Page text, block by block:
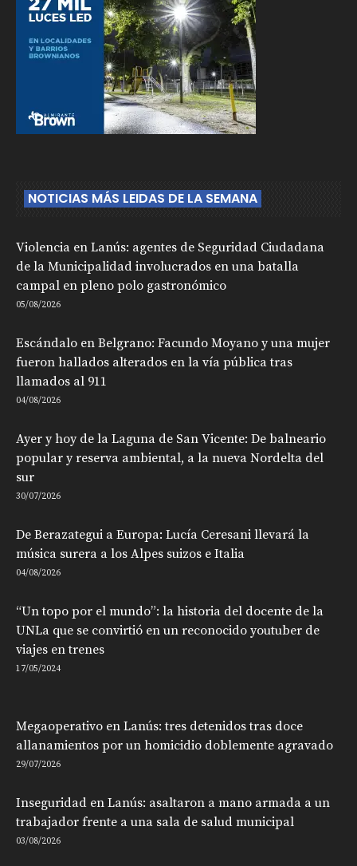
NOTICIAS MÁS LEIDAS DE LA SEMANA
Violencia en Lanús: agentes de Seguridad Ciudadana
de la Municipalidad involucrados en una batalla
campal en pleno polo gastronómico
05/08/2026
Escándalo en Belgrano: Facundo Moyano y una mujer
fueron hallados alterados en la vía pública tras
llamados al 911
04/08/2026
Ayer y hoy de la Laguna de San Vicente: De balneario
popular y reserva ambiental, a la nueva Nordelta del
sur
30/07/2026
De Berazategui a Europa: Lucía Ceresani llevará la
música surera a los Alpes suizos e Italia
04/08/2026
“Un topo por el mundo”: la historia del docente de la
UNLa que se convirtió en un reconocido youtuber de
viajes en trenes
17/05/2024
Megaoperativo en Lanús: tres detenidos tras doce
allanamientos por un homicidio doblemente agravado
29/07/2026
Inseguridad en Lanús: asaltaron a mano armada a un
trabajador frente a una sala de salud municipal
03/08/2026